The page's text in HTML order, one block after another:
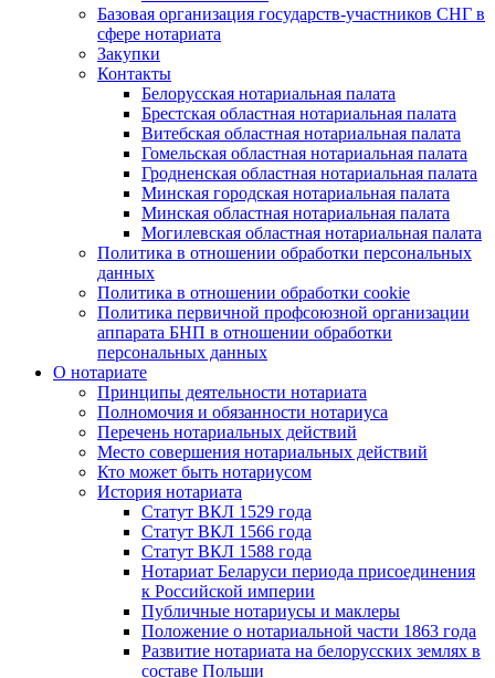
Базовая организация государств-участников СНГ в
сфере нотариата
Закупки
Контакты
Белорусская нотариальная палата
Брестская областная нотариальная палата
Витебская областная нотариальная палата
Гомельская областная нотариальная палата
Гродненская областная нотариальная палата
Минская городская нотариальная палата
Минская областная нотариальная палата
Могилевская областная нотариальная палата
Политика в отношении обработки персональных
данных
Политика в отношении обработки cookie
Политика первичной профсоюзной организации
аппарата БНП в отношении обработки
персональных данных
О нотариате
Принципы деятельности нотариата
Полномочия и обязанности нотариуса
Перечень нотариальных действий
Место совершения нотариальных действий
Кто может быть нотариусом
История нотариата
Статут ВКЛ 1529 года
Статут ВКЛ 1566 года
Статут ВКЛ 1588 года
Нотариат Беларуси периода присоединения
к Российской империи
Публичные нотариусы и маклеры
Положение о нотариальной части 1863 года
Развитие нотариата на белорусских землях в
составе Польши